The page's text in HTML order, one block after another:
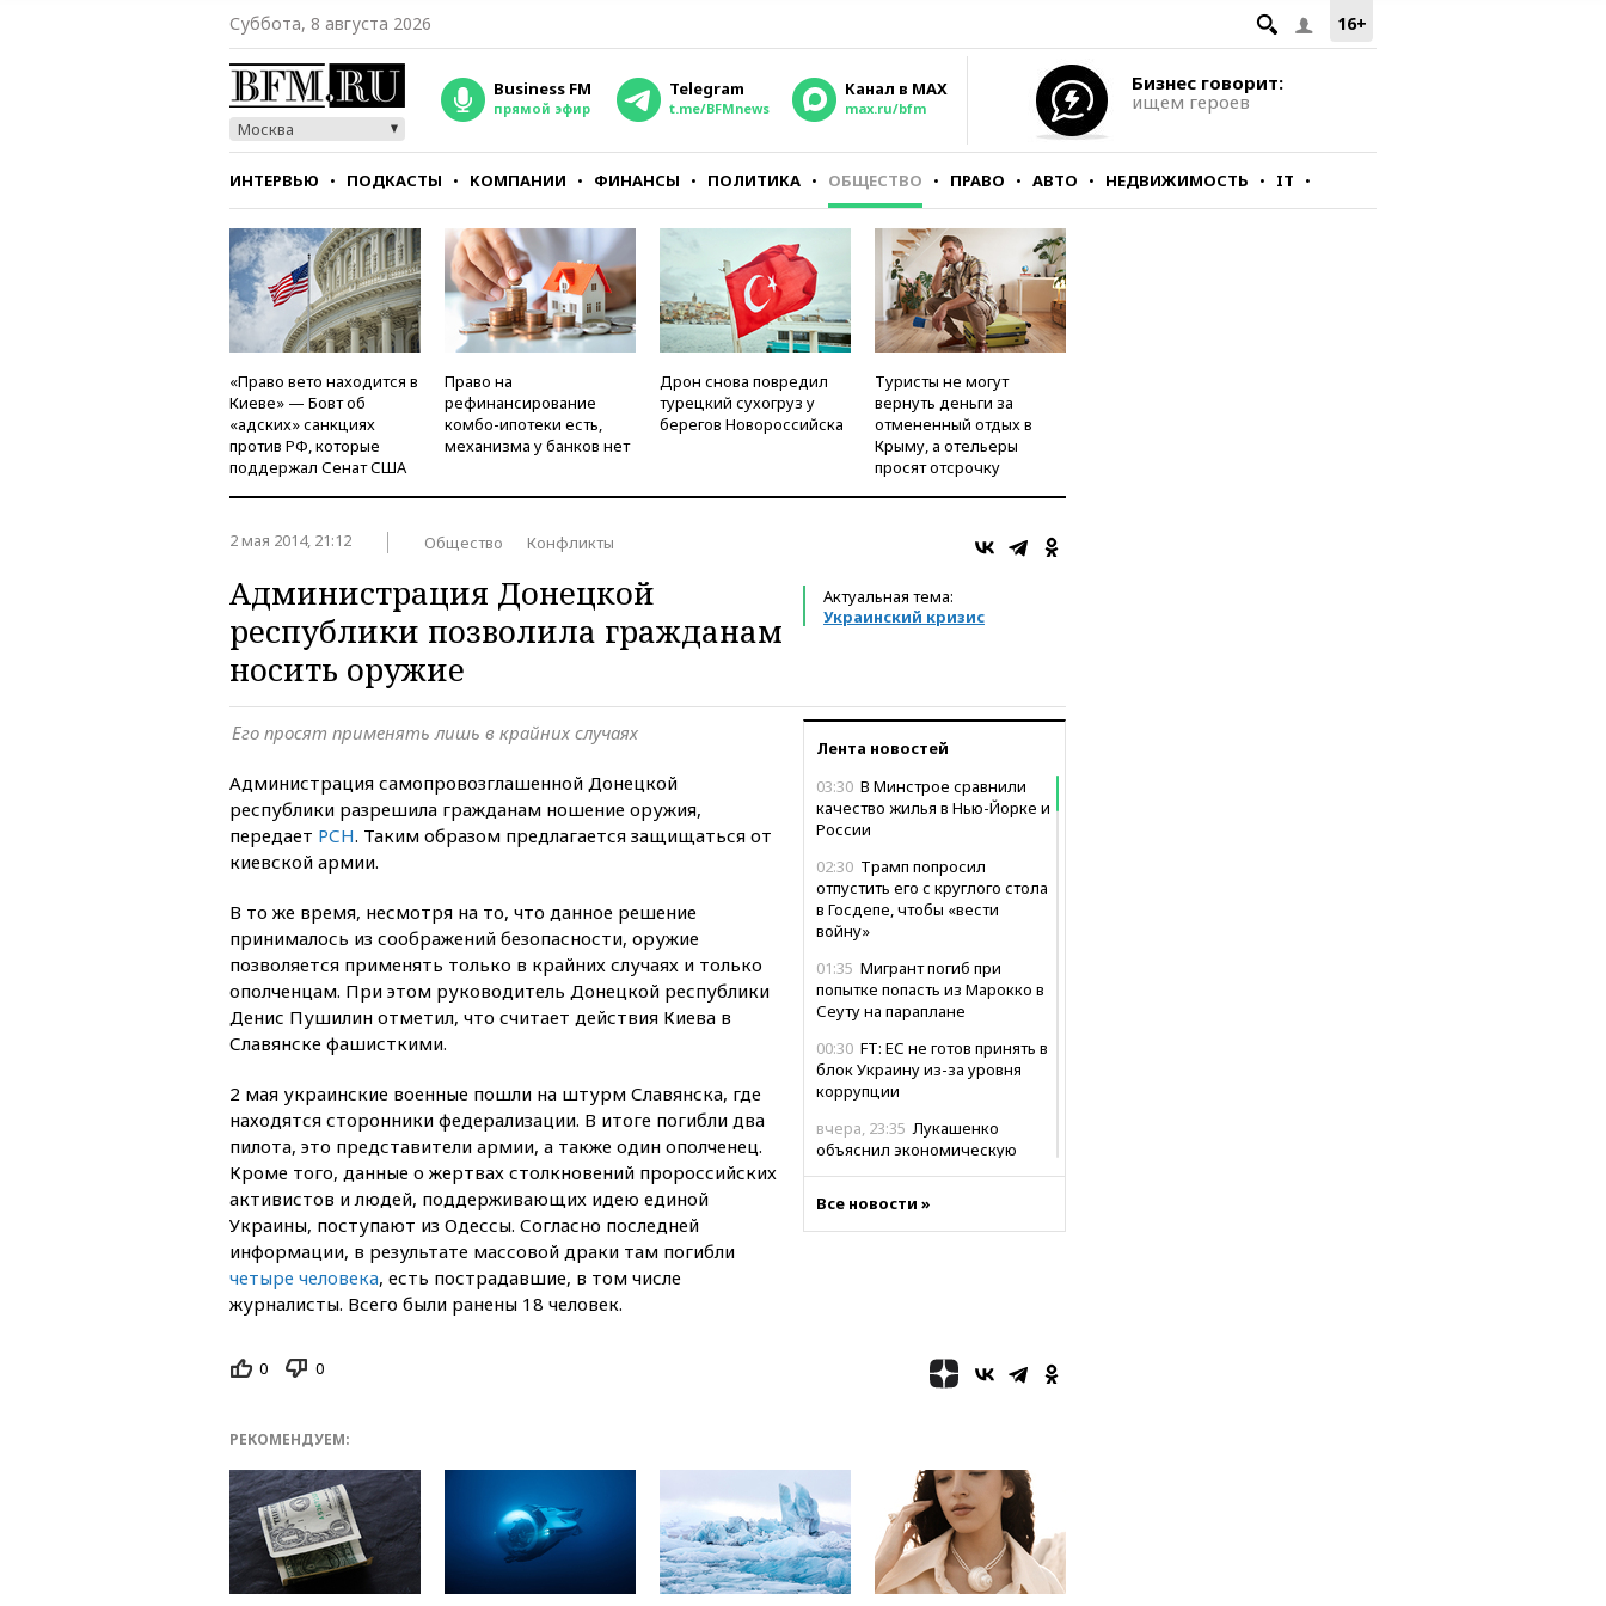
16+
Суббота, 8 августа 2026
Москва
Business FM
прямой эфир
Telegram
t.me/BFMnews
Канал в MAX
max.ru/bfm
Бизнес говорит:
ищем героев
ИНТЕРВЬЮ ПОДКАСТЫ КОМПАНИИ ФИНАНСЫ ПОЛИТИКА ОБЩЕСТВО ПРАВО АВТО НЕДВИЖИМОСТЬ IT
СТИЛЬ ТЕСТЫ
«Право вето находится в
Киеве» — Бовт об
«адских» санкциях
против РФ, которые
поддержал Сенат США
Право на
рефинансирование
комбо-ипотеки есть,
механизма у банков нет
Дрон снова повредил
турецкий сухогруз у
берегов Новороссийска
Туристы не могут
вернуть деньги за
отмененный отдых в
Крыму, а отельеры
просят отсрочку
2 мая 2014, 21:12 Общество Конфликты
Актуальная тема:
Украинский кризис
Администрация Донецкой
республики позволила гражданам
носить оружие
Лента новостей
03:30 В Минстрое сравнили
качество жилья в Нью-Йорке и
России
02:30 Трамп попросил
отпустить его с круглого стола
в Госдепе, чтобы «вести
войну»
01:35 Мигрант погиб при
попытке попасть из Марокко в
Сеуту на параплане
00:30 FT: ЕС не готов принять в
блок Украину из-за уровня
коррупции
вчера, 23:35 Лукашенко
объяснил экономическую
вчера, 22:59На башню
попытке попасть в Россию
огня США и Ирана
вчера, 22:15Три человека
получили ножевые ранения
при нападении в Чехии
вчера, 22:00Путин поручил
Все новости »
Его просят применять лишь в крайних случаях
Администрация самопровозглашенной Донецкой
республики разрешила гражданам ношение оружия,
передает РСН. Таким образом предлагается защищаться от
киевской армии.
В то же время, несмотря на то, что данное решение
принималось из соображений безопасности, оружие
позволяется применять только в крайних случаях и только
ополченцам. При этом руководитель Донецкой республики
Денис Пушилин отметил, что считает действия Киева в
Славянске фашисткими.
2 мая украинские военные пошли на штурм Славянска, где
находятся сторонники федерализации. В итоге погибли два
пилота, это представители армии, а также один ополченец.
Кроме того, данные о жертвах столкновений пророссийских
активистов и людей, поддерживающих идею единой
Украины, поступают из Одессы. Согласно последней
информации, в результате массовой драки там погибли
четыре человека, есть пострадавшие, в том числе
журналисты. Всего были ранены 18 человек.
0 0
РЕКОМЕНДУЕМ: